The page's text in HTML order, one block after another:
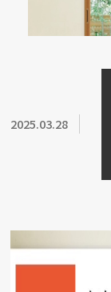
2025.03.28